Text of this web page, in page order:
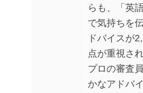
らも、「英
で気持ちを
ドバイスが
点が重視さ
プロの審査
かなアドバ